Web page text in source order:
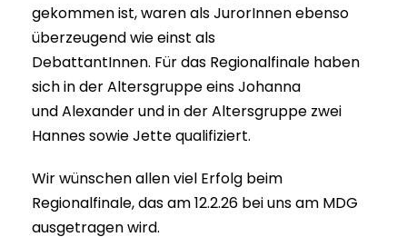
gekommen ist, waren als JurorInnen ebenso
überzeugend wie einst als
DebattantInnen. Für das Regionalfinale haben
sich in der Altersgruppe eins Johanna
und Alexander und in der Altersgruppe zwei
Hannes sowie Jette qualifiziert.
Wir wünschen allen viel Erfolg beim
Regionalfinale, das am 12.2.26 bei uns am MDG
ausgetragen wird.